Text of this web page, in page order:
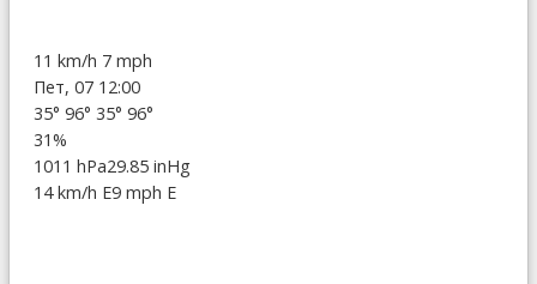
11 km/h 7 mph
Пет, 07 12:00
35° 96° 35° 96°
31%
1011 hPa29.85 inHg
14 km/h E9 mph E